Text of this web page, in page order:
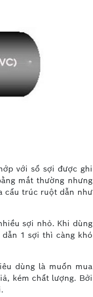
với số sợi được ghi
mắt thường nhưng
cấu trúc ruột dẫn như
sợi nhỏ. Khi dùng
1 sợi thì càng khó
dùng là muốn mua
kém chất lượng. Bởi